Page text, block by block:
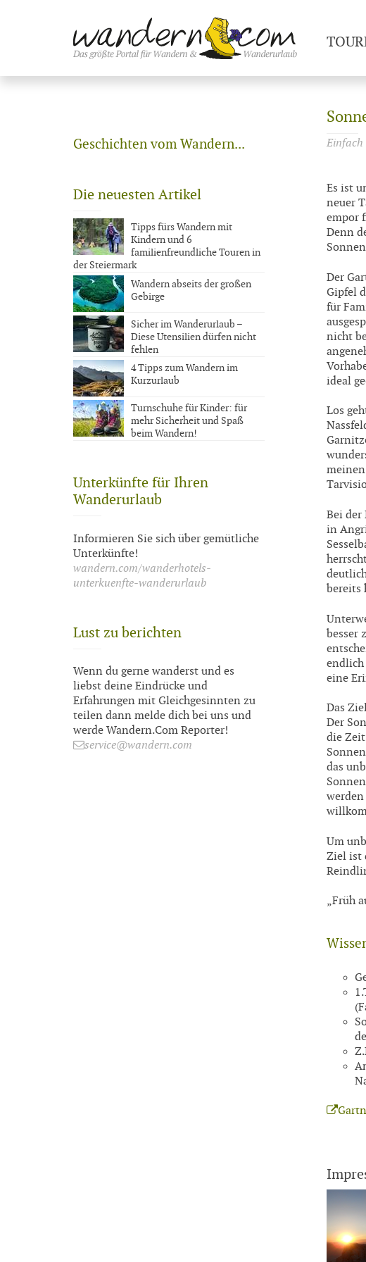
Einfach
Es ist
neuer
empor
Denn
Der
Gipfel
für
nicht
ideal
Los
Bei der
in
bereits
besser
endlich
eine
Das
Der
die
das
Um
Ziel ist
„Früh
Geschichten vom Wandern...
Die neuesten Artikel
Tipps fürs Wandern mit
Kindern und 6
familienfreundliche Touren in
der Steiermark
Wandern abseits der großen
Gebirge
Sicher im Wanderurlaub –
Diese Utensilien dürfen nicht
fehlen
4 Tipps zum Wandern im
Kurzurlaub
Turnschuhe für Kinder: für
mehr Sicherheit und Spaß
beim Wandern!
Unterkünfte für Ihren
Wanderurlaub
Informieren Sie sich über gemütliche
Unterkünfte!
wandern.com/wanderhotels-
unterkuenfte-wanderurlaub
Lust zu berichten
Wenn du gerne wanderst und es
liebst deine Eindrücke und
Erfahrungen mit Gleichgesinnten zu
teilen dann melde dich bei uns und
werde Wandern.Com Reporter!
service@wandern.com